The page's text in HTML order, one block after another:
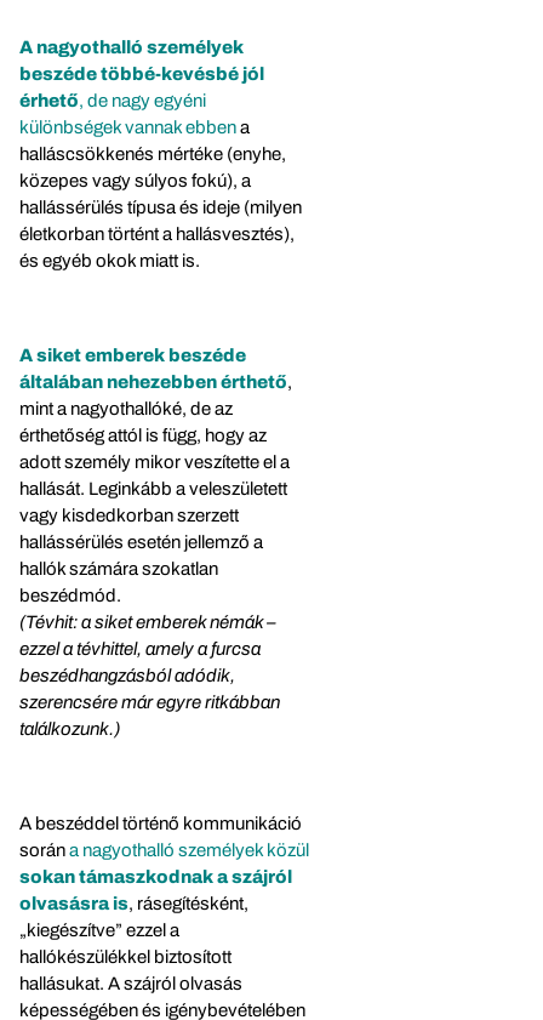
A nagyothalló személyek
beszéde többé-kevésbé jól
érhető, de nagy egyéni
különbségek vannak ebbena
halláscsökkenés mértéke (enyhe,
közepes vagy súlyos fokú), a
hallássérülés típusa és ideje (milyen
életkorban történt a hallásvesztés),
és egyéb okok miatt is.
A siket emberek beszéde
általában nehezebben érthető,
mint a nagyothallóké, de az
érthetőség attól is függ, hogy az
adott személy mikor veszítette el a
hallását. Leginkább a veleszületett
vagy kisdedkorban szerzett
hallássérülés esetén jellemző a
hallók számára szokatlan
beszédmód.
(Tévhit: a siket emberek némák –
ezzel a tévhittel, amely a furcsa
beszédhangzásból adódik,
szerencsére már egyre ritkábban
találkozunk.)
A beszéddel történő kommunikáció
sorána nagyothalló személyek közül
sokan támaszkodnak a szájról
olvasásra is, rásegítésként,
„kiegészítve” ezzel a
hallókészülékkel biztosított
hallásukat. A szájról olvasás
képességében és igénybevételében